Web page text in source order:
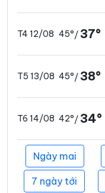
T4 12/08 45°/ 37°
T5 13/08 45°/ 38°
T6 14/08 42°/ 34°
Ngày mai
7 ngày tới